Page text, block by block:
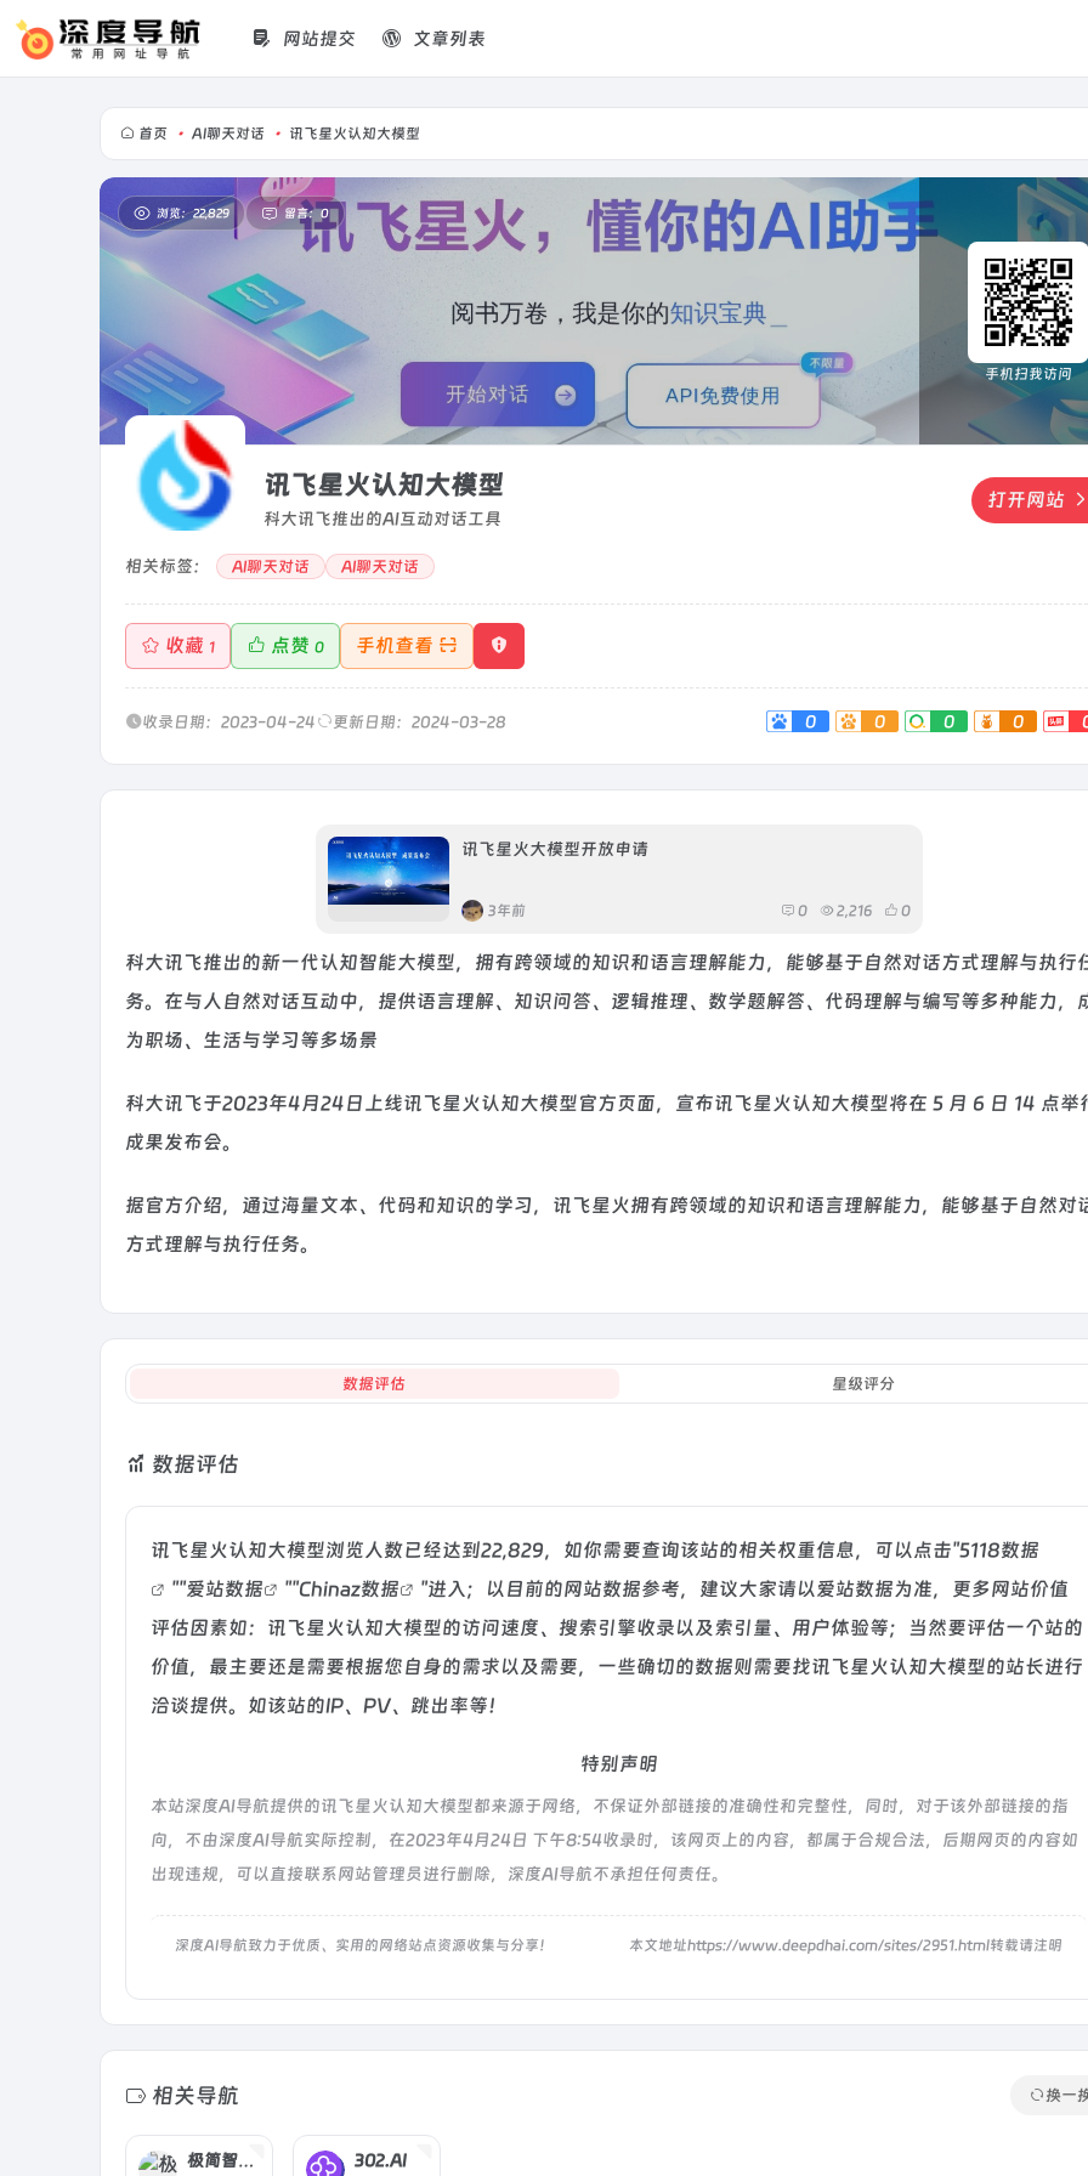
网站提交 文章列表
首页 • AI聊天对话 • 讯飞星火认知大模型
手机扫我访问
浏览：22,829 留言：0
讯飞星火认知大模型
科大讯飞推出的AI互动对话工具
打开网站
相关标签： AI聊天对话 AI聊天对话
收藏 1 点赞 0 手机查看
收录日期：2023-04-24 更新日期：2024-03-28 0 0 0 0
讯飞星火大模型开放申请
3年前 0 2,216 0
科大讯飞推出的新一代认知智能大模型，拥有跨领域的知识和语言理解能力，能够基于自然对话方式理解与执行
务。在与人自然对话互动中，提供语言理解、知识问答、逻辑推理、数学题解答、代码理解与编写等多种能力，
为职场、生活与学习等多场景
科大讯飞于2023年4月24日上线讯飞星火认知大模型官方页面，宣布讯飞星火认知大模型将在 5 月 6 日 14 点举
成果发布会。
据官方介绍，通过海量文本、代码和知识的学习，讯飞星火拥有跨领域的知识和语言理解能力，能够基于自然对
方式理解与执行任务。
数据评估 星级评分
数据评估
讯飞星火认知大模型浏览人数已经达到22,829，如你需要查询该站的相关权重信息，可以点击"5118数据
""爱站数据 ""Chinaz数据
"进入；以目前的网站数据参考，建议大家请以爱站数据为准，更多网站价值
评估因素如：讯飞星火认知大模型的访问速度、搜索引擎收录以及索引量、用户体验等；当然要评估一个站的
价值，最主要还是需要根据您自身的需求以及需要，一些确切的数据则需要找讯飞星火认知大模型的站长进行
洽谈提供。如该站的IP、PV、跳出率等！
特别声明
本站深度AI导航提供的讯飞星火认知大模型都来源于网络，不保证外部链接的准确性和完整性，同时，对于该外部链接的指
向，不由深度AI导航实际控制，在2023年4月24日 下午8:54收录时，该网页上的内容，都属于合规合法，后期网页的内容如
出现违规，可以直接联系网站管理员进行删除，深度AI导航不承担任何责任。
深度AI导航致力于优质、实用的网络站点资源收集与分享！ 本文地址https://www.deepdhai.com/sites/2951.html转载请注明
相关导航 换一
极简智能AI 302.AI